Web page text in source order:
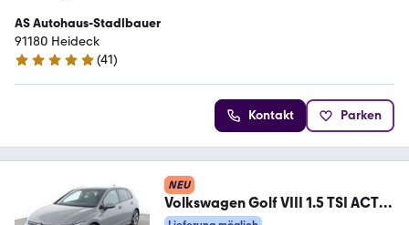
AS Autohaus-Stadlbauer
91180 Heideck
5 Sterne
(41)
Kontakt Parken
NEU
Volkswagen Golf VIII 1.5 TSI ACT
R-Line*NAVI*ACC*LED*SHZ*